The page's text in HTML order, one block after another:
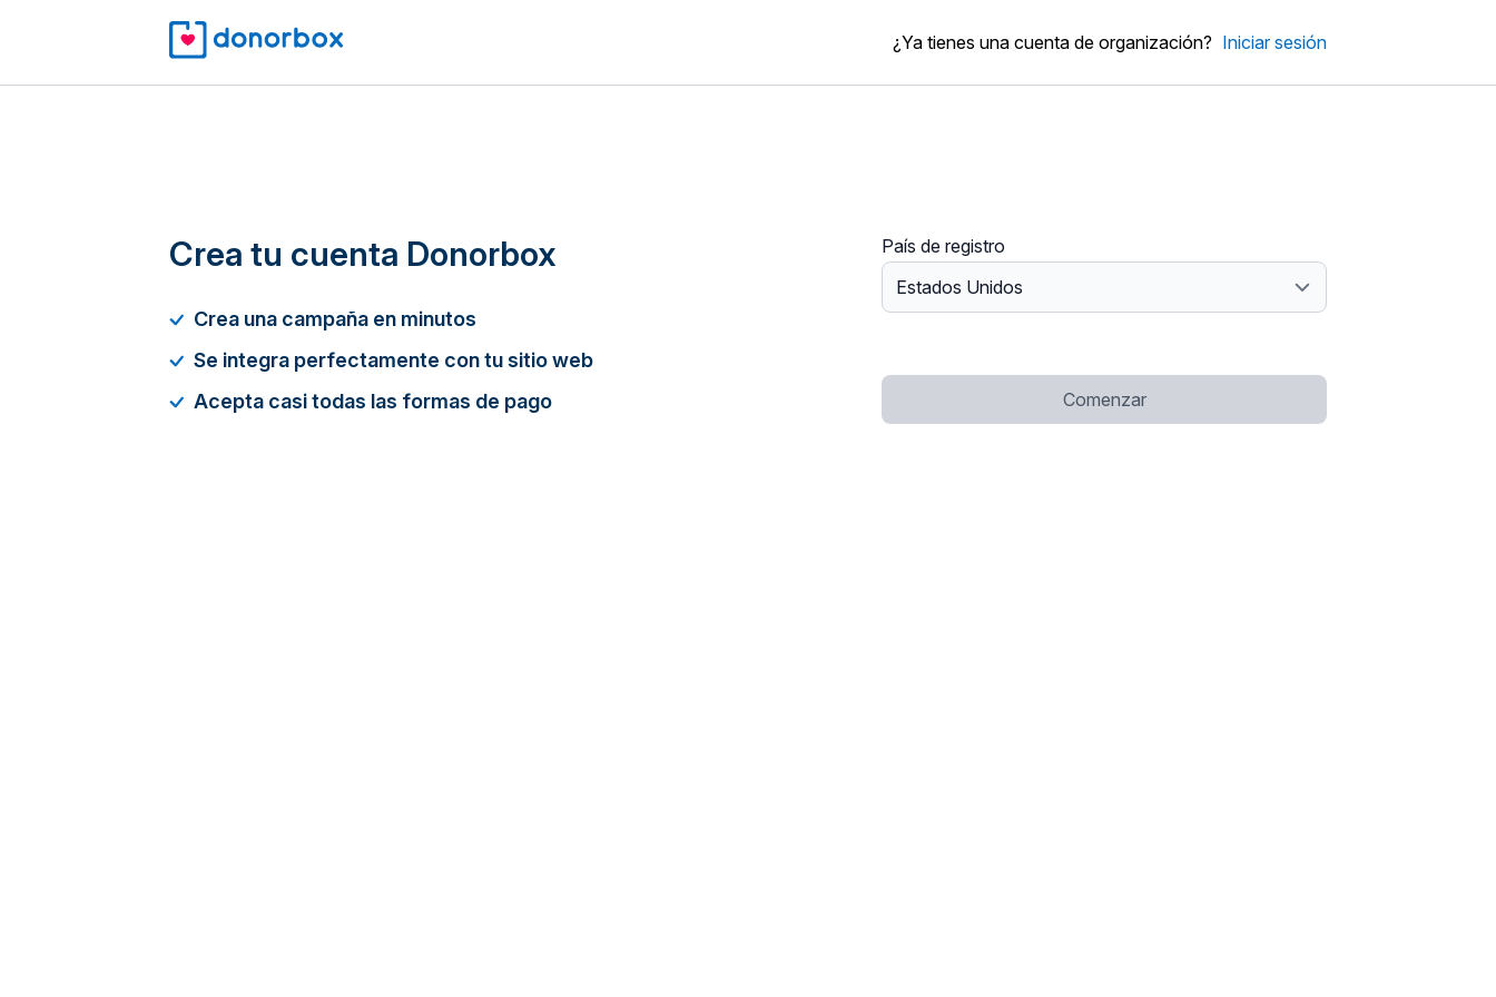
¿Ya tienes una cuenta de organización? Iniciar sesión
Crea tu cuenta Donorbox
Crea una campaña en minutos
Se integra perfectamente con tu sitio web
Acepta casi todas las formas de pago
País de registro
Comenzar